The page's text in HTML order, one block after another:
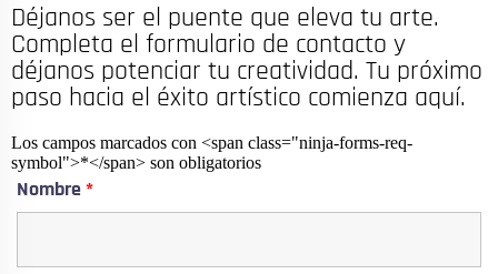
Déjanos ser el puente que eleva tu arte.
Completa el formulario de contacto y
déjanos potenciar tu creatividad. Tu próximo
paso hacia el éxito artístico comienza aquí.
Los campos marcados con <span class="ninja-forms-req-
symbol">*</span> son obligatorios
Nombre*